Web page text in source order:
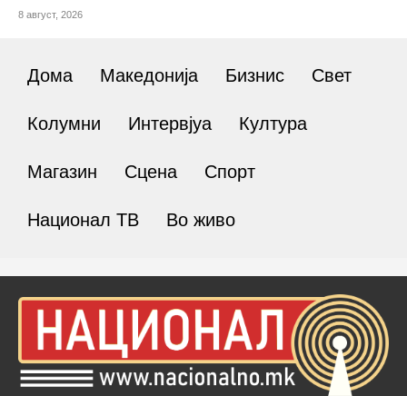
8 август, 2026
Дома Македонија Бизнис Свет
Колумни Интервјуа Култура
Магазин Сцена Спорт
Национал ТВ Во живо